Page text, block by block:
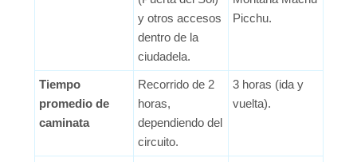
y otros accesos
dentro de la
ciudadela.
Picchu.
Tiempo
promedio de
caminata
Recorrido de 2
horas,
dependiendo del
circuito.
3 horas (ida y
vuelta).